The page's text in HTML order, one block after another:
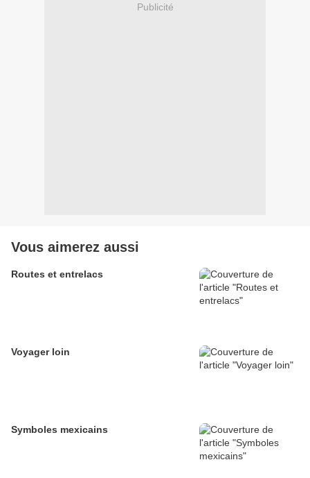
Publicité
Vous aimerez aussi
Routes et entrelacs
Voyager loin
Symboles mexicains